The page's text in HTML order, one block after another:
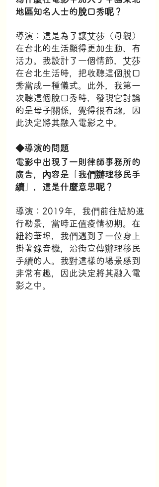
地區知名人士的脫口秀呢？
導演：這是為了讓艾莎（母親）
在台北的生活顯得更加生動、有
活力。我設計了一個情節，艾莎
在台北生活時，把收聽這個脫口
秀當成一種儀式。此外，我第一
次聽這個脫口秀時，發現它討論
的是母子關係，覺得很有趣，因
此決定將其融入電影之中。
◆導演的問題
電影中出現了一則律師事務所的
廣告，內容是「我們辦理移民手
續」，這是什麼意思呢？
導演：2019年，我們前往紐約進
行勘景，當時正值疫情初期。在
紐約華埠，我們遇到了一位身上
掛著錄音機，沿街宣傳辦理移民
手續的人。我對這樣的場景感到
非常有趣，因此決定將其融入電
影之中。